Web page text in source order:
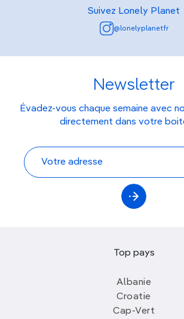
Suivez Lonely Planet
@lonelyplanetfr
Newsletter
Évadez-vous chaque semaine avec
directement dans votre
Top pays
Albanie
Croatie
Cap-Vert